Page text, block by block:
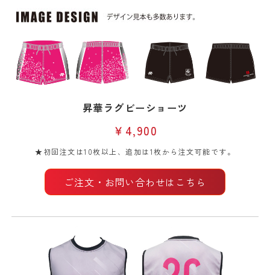
昇華ラグビーショーツ
￥4,900
★初回注文は10枚以上、追加は1枚から注文可能です。
ご注文・お問い合わせはこちら